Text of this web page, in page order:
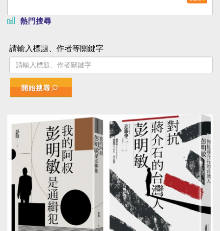
熱門搜尋
請輸入標題、作者等關鍵字
開始搜尋